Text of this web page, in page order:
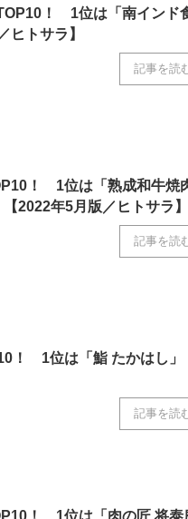
！ 1位は「南インド
ヒトサラ】
記事を読
！ 1位は「熟成和牛焼
2022年5月版／ヒトサラ】
記事を読
！ 1位は「鮨 たかはし」
記事を読
！ 1位は「肉の匠 将泰